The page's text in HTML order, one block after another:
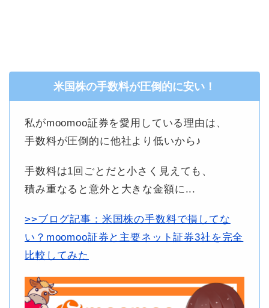
米国株の手数料が圧倒的に安い！
私がmoomoo証券を愛用している理由は、
手数料が圧倒的に他社より低いから♪
手数料は1回ごとだと小さく見えても、
積み重なると意外と大きな金額に...
>>ブログ記事：米国株の手数料で損してな
い？moomoo証券と主要ネット証券3社を完全
比較してみた